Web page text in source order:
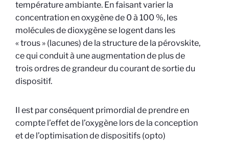
température ambiante. En faisant varier la
concentration en oxygène de 0 à 100 %, les
molécules de dioxygène se logent dans les
« trous » (lacunes) de la structure de la pérovskite,
ce qui conduit à une augmentation de plus de
trois ordres de grandeur du courant de sortie du
dispositif.
Il est par conséquent primordial de prendre en
compte l’effet de l’oxygène lors de la conception
et de l’optimisation de dispositifs (opto)